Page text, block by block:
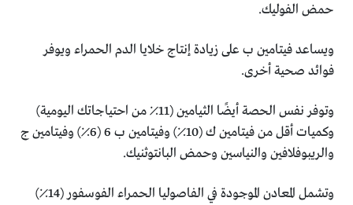
‏حمض الفوليك. ‏
ويساعد فيتامين ب على زيادة إنتاج خلايا الدم الحمراء ويوفر
فوائد ‏صحية أخرى. ‏
وتوفر نفس الحصة أيضًا الثيامين (11٪ من احتياجاتك اليومية)
‏وكميات أقل من فيتامين ك (10٪) وفيتامين ب 6 (6٪) وفيتامين ‏ج
والريبوفلافين والنياسين وحمض البانتوثنيك‎.‎
وتشمل المعادن الموجودة في الفاصوليا الحمراء الفوسفور (14٪)